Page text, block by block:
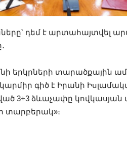
դեմ է արտահայտվել
երկրների տարածքային
գիծ է Իրանի
3+3 ձևաչափը
տարբերակ»։